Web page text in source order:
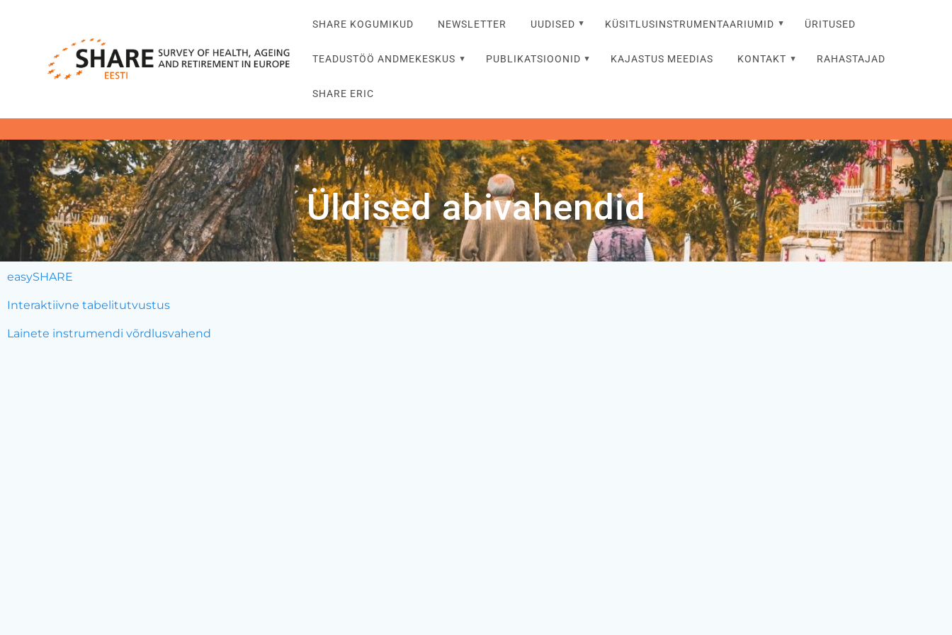
SHARE KOGUMIKUD NEWSLETTER UUDISED KÜSITLUSINSTRUMENTAARIUMID ÜRITUSED
TEADUSTÖÖ ANDMEKESKUS PUBLIKATSIOONID KAJASTUS MEEDIAS KONTAKT RAHASTAJAD
SHARE ERIC
Üldised abivahendid
easySHARE
Interaktiivne tabelitutvustus
Lainete instrumendi võrdlusvahend